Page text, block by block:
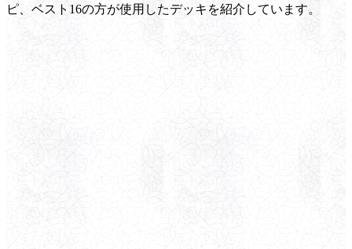
ピ、ベスト16の方が使用したデッキを紹介しています。